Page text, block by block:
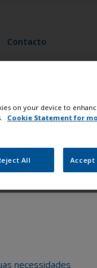
Contacto
necessidades
on your device to
Cookie Statement for
All Accept